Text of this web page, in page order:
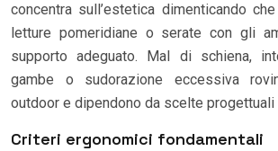
concentra sull’estetica dimenticando
letture pomeridiane o serate con gli
supporto adeguato. Mal di schiena,
gambe o sudorazione eccessiva
outdoor e dipendono da scelte progettuali
Criteri ergonomici fondamentali